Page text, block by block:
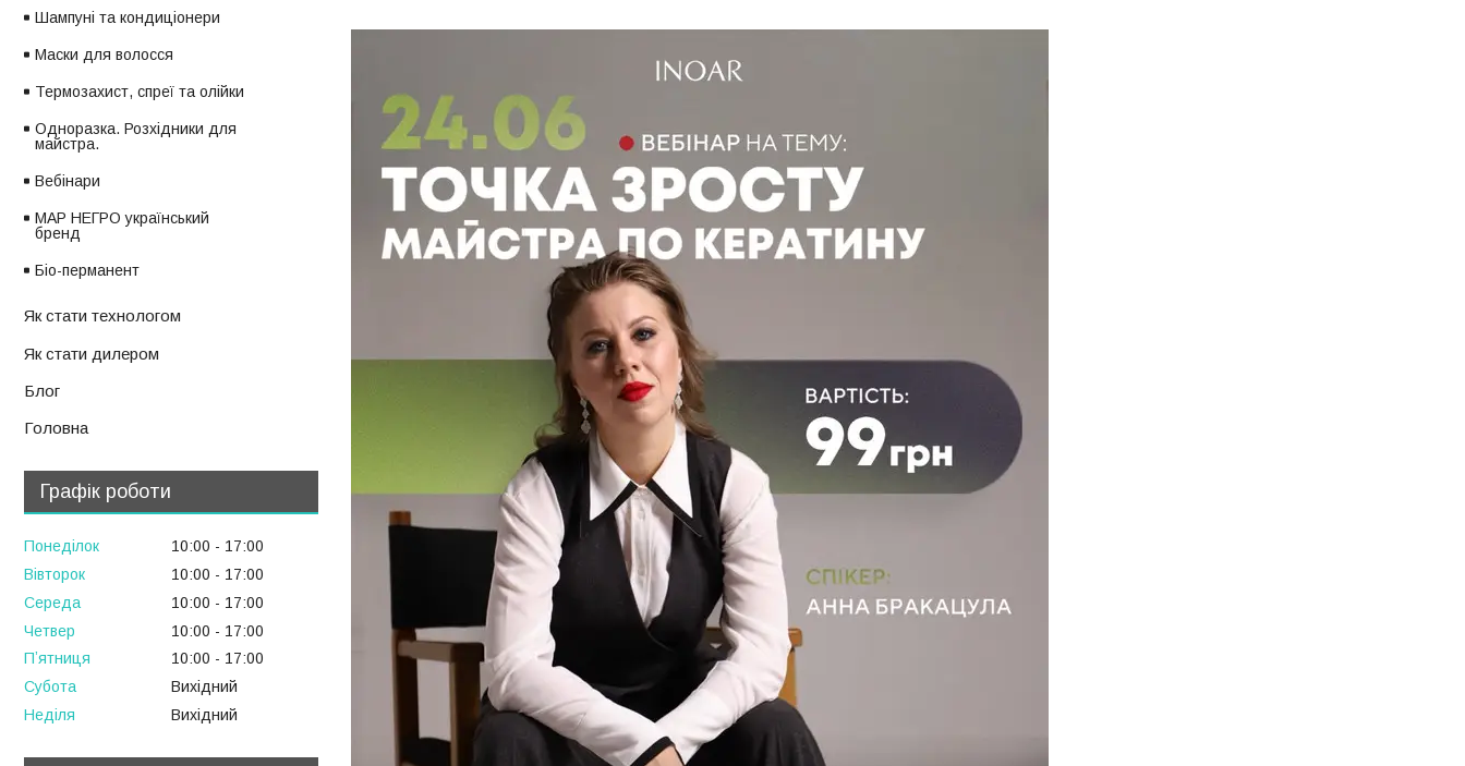
Шампуні та кондиціонери
Маски для волосся
Термозахист, спреї та олійки
Одноразка. Розхідники для
майстра.
Вебінари
МАР НЕГРО український
бренд
Біо-перманент
Як стати технологом
Як стати дилером
Блог
Головна
Графік роботи
Понеділок 10:00
17:00
Вівторок
10:00
17:00
Середа
10:00
17:00
Четвер
10:00
17:00
Пʼятниця
10:00
17:00
Субота
Вихідний
Неділя
Вихідний